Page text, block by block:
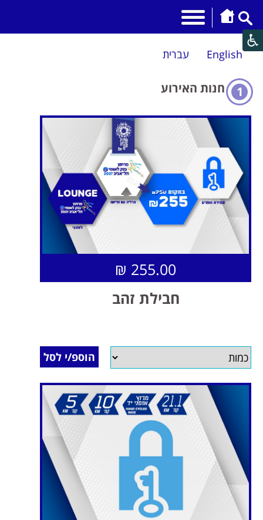
English עברית
1 חנות האירוע
255.00 ₪
חבילת זהב
הוספ/י לסל